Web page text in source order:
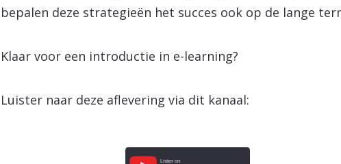
bepalen deze strategieën het succes ook op de lange
Klaar voor een introductie in e-learning?
Luister naar deze aflevering via dit kanaal: